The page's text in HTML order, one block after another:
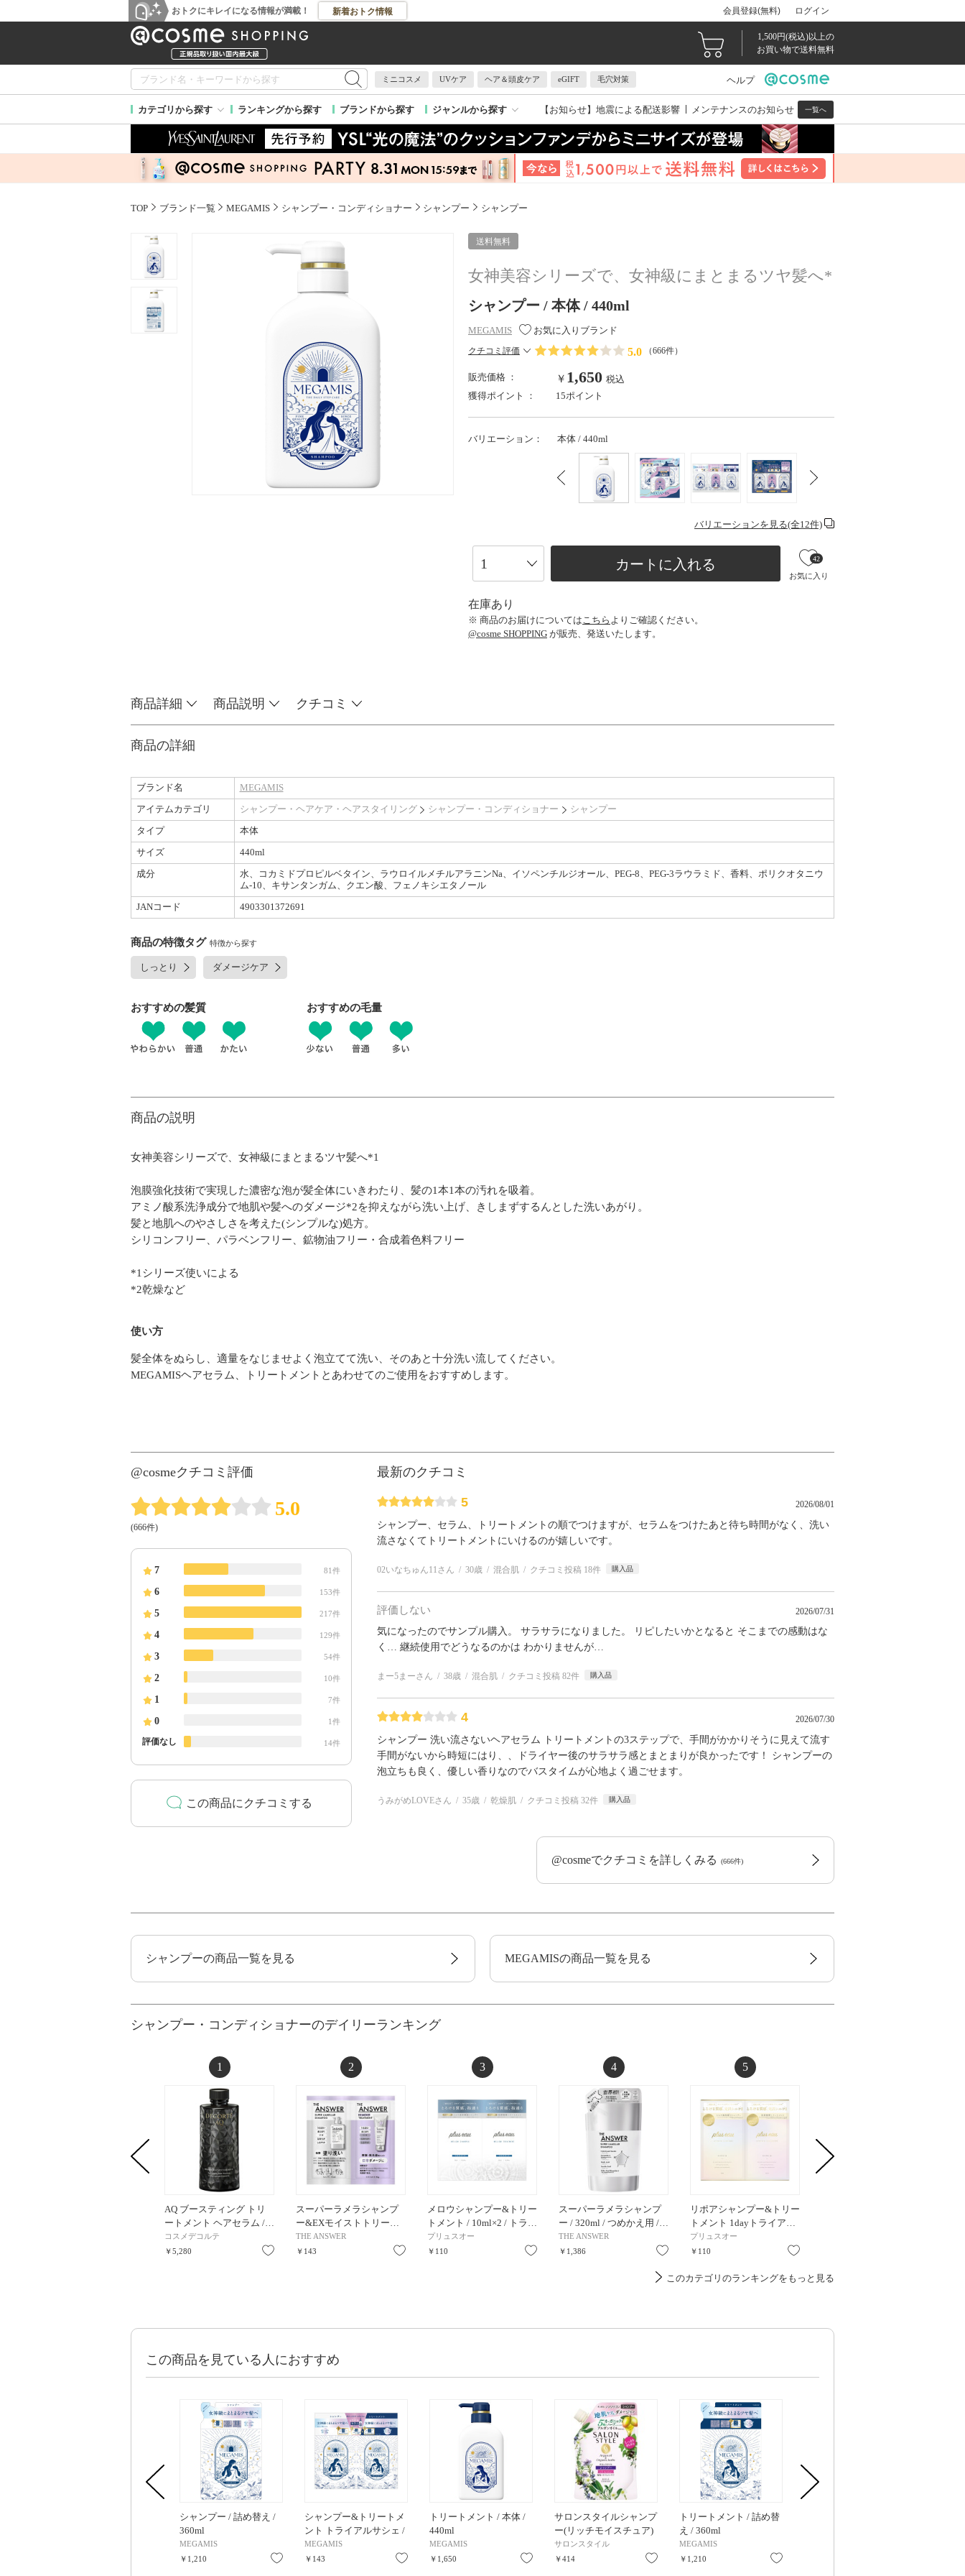
おトクにキレイになる情報が満載！ 新着おトク情報 会員登録(無料) ログイン
1,500円(税込)以上の
お買い物で送料無料
ミニコスメ UVケア ヘア＆頭皮ケア eGIFT 毛穴対策 ヘルプ
カテゴリから探す ランキングから探す ブランドから探す ジャンルから探す 【お知らせ】 地震による配送影響 メンテナンスのお知らせ 一覧へ
TOP ブランド一覧 MEGAMIS シャンプー・コンディショナー シャンプー シャンプー
送料無料
女神美容シリーズで、女神級にまとまるツヤ髪へ*
シャンプー / 本体 / 440ml
MEGAMIS お気に入りブランド
クチコミ評価 5.0 （666件）
販売価格 ： ￥ 1,650 税込
獲得ポイント ：
15ポイント
バリエーション： 本体 / 440ml
バリエーションを見る(全12件)
カートに入れる
お気に入り
42
在庫あり
※ 商品のお届けについては こちら よりご確認ください。
@cosme SHOPPING が販売、発送いたします。
商品詳細 商品説明 クチコミ
商品の詳細
ブランド名
MEGAMIS
アイテムカテゴリ
シャンプー・ヘアケア・ヘアスタイリング シャンプー・コンディショナー
シャンプー
タイプ
本体
サイズ
440ml
成分
水、コカミドプロピルベタイン、ラウロイルメチルアラニンNa、イソペンチルジオール、PEG-8、PEG-3ラウラミド、香料、ポリクオタニウ
ム-10、キサンタンガム、クエン酸、フェノキシエタノール
JANコード
4903301372691
商品の特徴タグ 特徴から探す
しっとり ダメージケア
おすすめの髪質 おすすめの毛量
商品の説明
女神美容シリーズで、女神級にまとまるツヤ髪へ*1
泡膜強化技術で実現した濃密な泡が髪全体にいきわたり、髪の1本1本の汚れを吸着。
アミノ酸系洗浄成分で地肌や髪へのダメージ*2を抑えながら洗い上げ、きしまずするんとした洗いあがり。
髪と地肌へのやさしさを考えた(シンプルな)処方。
シリコンフリー、パラベンフリー、鉱物油フリー・合成着色料フリー
*1シリーズ使いによる
*2乾燥など
使い方
髪全体をぬらし、適量をなじませよく泡立てて洗い、そのあと十分洗い流してください。
MEGAMISヘアセラム、トリートメントとあわせてのご使用をおすすめします。
@cosmeクチコミ評価
5.0
(666件)
7 81件
6 153件
5 217件
4 129件
3 54件
2 10件
1 7件
0 1件
評価なし 14件
この商品にクチコミする
最新のクチコミ
5 2026/08/01
シャンプー、セラム、トリートメントの順でつけますが、セラムをつけたあと待ち時間がなく、洗い
流さなくてトリートメントにいけるのが嬉しいです。
02いなちゅん11さん 30歳 混合肌 クチコミ投稿 18件 購入品
評価しない 2026/07/31
気になったのでサンプル購入。 サラサラになりました。 リピしたいかとなると そこまでの感動はな
く… 継続使用でどうなるのかは わかりませんが…
まー5まーさん 38歳 混合肌 クチコミ投稿 82件 購入品
4 2026/07/30
シャンプー 洗い流さないヘアセラム トリートメントの3ステップで、手間がかかりそうに見えて流す
手間がないから時短にはり、、ドライヤー後のサラサラ感とまとまりが良かったです！ シャンプーの
泡立ちも良く、優しい香りなのでバスタイムが心地よく過ごせます。
うみがめLOVEさん 35歳 乾燥肌 クチコミ投稿 32件 購入品
@cosmeでクチコミを詳しくみる (666件)
シャンプーの商品一覧を見る MEGAMISの商品一覧を見る
シャンプー・コンディショナーのデイリーランキング
1
AQ ブースティング トリ
ートメント ヘアセラム /…
コスメデコルテ
￥5,280
お気に入り
2
スーパーラメラシャンプ
ー&EXモイストトリー…
THE ANSWER
￥143
お気に入り
3
メロウシャンプー&トリー
トメント / 10ml×2 / トラ…
プリュスオー
￥110
お気に入り
4
スーパーラメラシャンプ
ー / 320ml / つめかえ用 /…
THE ANSWER
￥1,386
お気に入り
5
リポアシャンプー&トリー
トメント 1dayトライア…
プリュスオー
￥110
このカテゴリのランキングをもっと見る
この商品を見ている人におすすめ
シャンプー / 詰め替え /
360ml
MEGAMIS
￥1,210
お気に入り
シャンプー&トリートメ
ント トライアルサシェ /
トライアルサシェ /
10ml、10ml
MEGAMIS
￥143
お気に入り
トリートメント / 本体 /
440ml
MEGAMIS
￥1,650
お気に入り
サロンスタイルシャンプ
ー(リッチモイスチュア)
/ シャンプー(詰替) /
360ml
サロンスタイル
￥414
お気に入り
トリートメント / 詰め替
え / 360ml
MEGAMIS
￥1,210